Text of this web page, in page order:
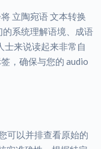
立陶宛语 文本转换
系统理解语境、成语
士来说读起来非常自
，确保与您的 audio
可以并排查看原始的